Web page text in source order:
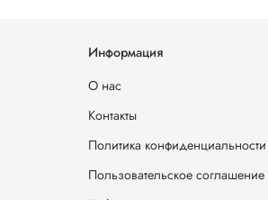
Информация
О нас
Контакты
Политика конфиденциальности
Пользовательское соглашение